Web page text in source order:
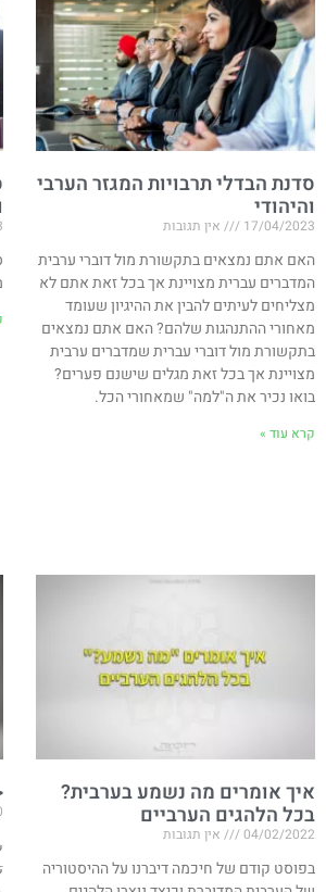
סדנת הבדלי תרבויות המגזר הערבי
והיהודי
17/04/2023 אין תגובות
האם אתם נמצאים בתקשורת מול דוברי ערבית
המדברים עברית מצויינת אך בכל זאת אתם לא
מצליחים לעיתים להבין את ההיגיון שעומד
מאחורי ההתנהגות שלהם? האם אתם נמצאים
בתקשורת מול דוברי עברית שמדברים ערבית
מצויינת אך בכל זאת מגלים שישנם פערים?
בואו נכיר את ה"למה" שמאחורי הכל.
קרא עוד »
איך אומרים מה נשמע בערבית?
בכל הלהגים הערביים
04/02/2022 אין תגובות
בפוסט קודם של חיכמה דיברנו על ההיסטוריה